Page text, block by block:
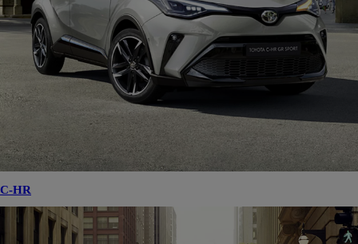
C-HR